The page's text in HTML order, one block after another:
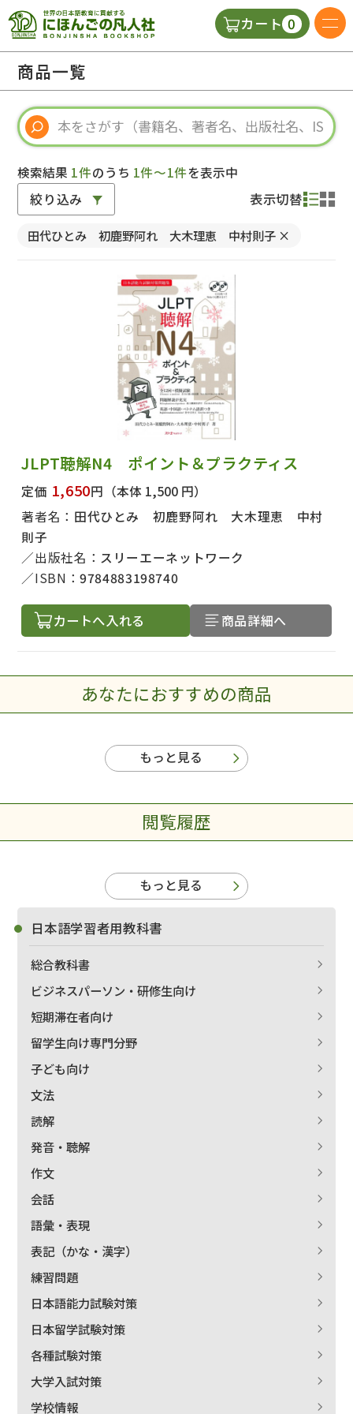
カート 0
視聴覚・補助教材
教師用参考書
商品一覧
検索結果 1件のうち 1件～1件を表示中
絞り込み 表示切替
田代ひとみ 初鹿野阿れ 大木理恵 中村則子 ×
JLPT聴解N4 ポイント＆プラクティス
定価 1,650円 （本体 1,500 円）
著者名： 田代ひとみ 初鹿野阿れ 大木理恵 中村
則子
出版社名： スリーエーネットワーク
ISBN：9784883198740
カートへ入れる 商品詳細へ
あなたにおすすめの商品
もっと見る
閲覧履歴
もっと見る
日本語学習者用教科書
総合教科書
ビジネスパーソン・研修生向け
短期滞在者向け
留学生向け専門分野
子ども向け
文法
読解
発音・聴解
作文
会話
語彙・表現
表記（かな・漢字）
練習問題
日本語能力試験対策
日本留学試験対策
各種試験対策
大学入試対策
学校情報